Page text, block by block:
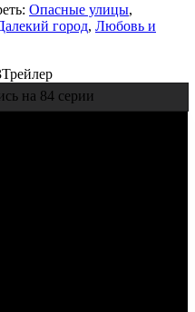
Опасные улицы,
город, Любовь и
Трейлер
на 84 серии